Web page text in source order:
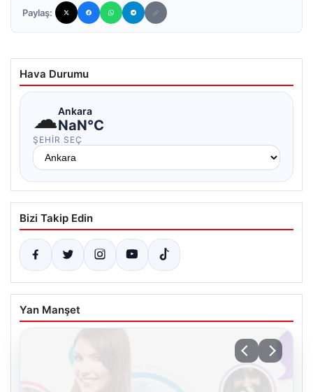
Paylaş:
Hava Durumu
☁Ankara
NaN°C
ŞEHIR SEÇ
Bizi Takip Edin
Yan Manşet